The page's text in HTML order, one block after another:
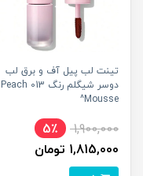
تینت لب پیل آف و برق لب
دوسر شیگلم رنگ 013 Peach
Mousse^
1,900,000
5٪
1,815,000 تومان